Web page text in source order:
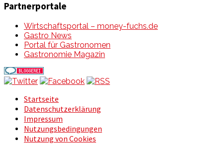
Partnerportale
Wirtschaftsportal – money-fuchs.de
Gastro News
Portal für Gastronomen
Gastronomie Magazin
Startseite
Datenschutzerklärung
Impressum
Nutzungsbedingungen
Nutzung von Cookies